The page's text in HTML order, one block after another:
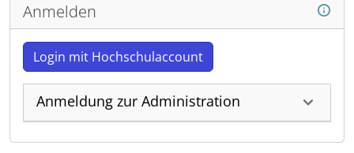
Anmelden
Login mit Hochschulaccount
Anmeldung zur Administration